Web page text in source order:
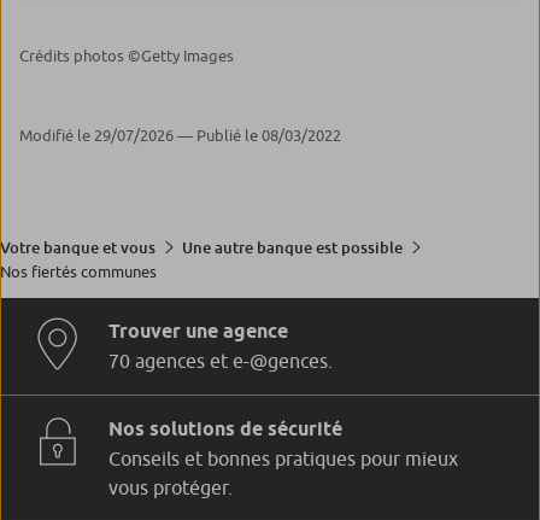
Crédits photos ©Getty Images
Modifié le 29/07/2026 — Publié le 08/03/2022
Votre banque et vous
Une autre banque est possible
Nos fiertés communes
Trouver une agence
70 agences et e-@gences.
Nos solutions de sécurité
Conseils et bonnes pratiques pour mieux
vous protéger.